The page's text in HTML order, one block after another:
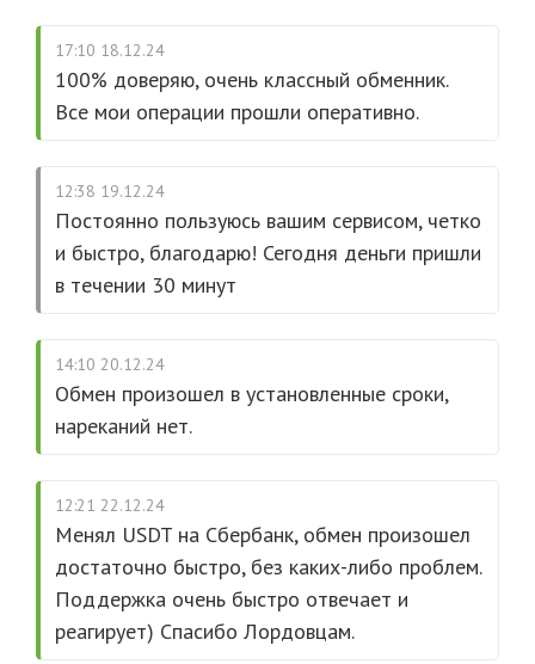
17:10 18.12.24
100% доверяю, очень классный обменник.
Все мои операции прошли оперативно.
12:38 19.12.24
Постоянно пользуюсь вашим сервисом, четко
и быстро, благодарю! Сегодня деньги пришли
в течении 30 минут
14:10 20.12.24
Обмен произошел в установленные сроки,
нареканий нет.
12:21 22.12.24
Менял USDT на Сбербанк, обмен произошел
достаточно быстро, без каких-либо проблем.
Поддержка очень быстро отвечает и
реагирует) Спасибо Лордовцам.